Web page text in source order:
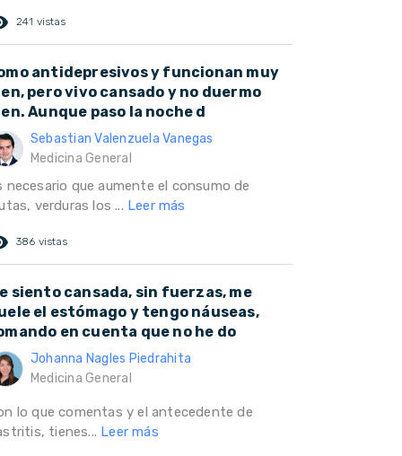
241 vistas
antidepresivos y funcionan muy
pero vivo cansado y no duermo
Aunque paso la noche d
Sebastian Valenzuela Vanegas
Medicina General
necesario que aumente el consumo de
verduras los ... Leer más
386 vistas
siento cansada, sin fuerzas, me
el estómago y tengo náuseas,
en cuenta que no he do
Johanna Nagles Piedrahita
Medicina General
lo que comentas y el antecedente de
tienes... Leer más